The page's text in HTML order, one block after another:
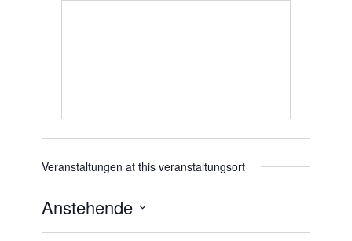
Veranstaltungen at this veranstaltungsort
Anstehende
Datum